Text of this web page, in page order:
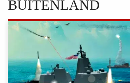
BUITENLAND